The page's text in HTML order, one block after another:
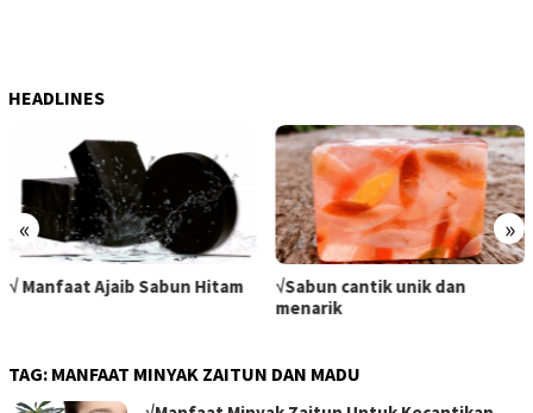
HEADLINES
« »
√ Manfaat Ajaib Sabun Hitam
√Sabun cantik unik dan
menarik
TAG: MANFAAT MINYAK ZAITUN DAN MADU